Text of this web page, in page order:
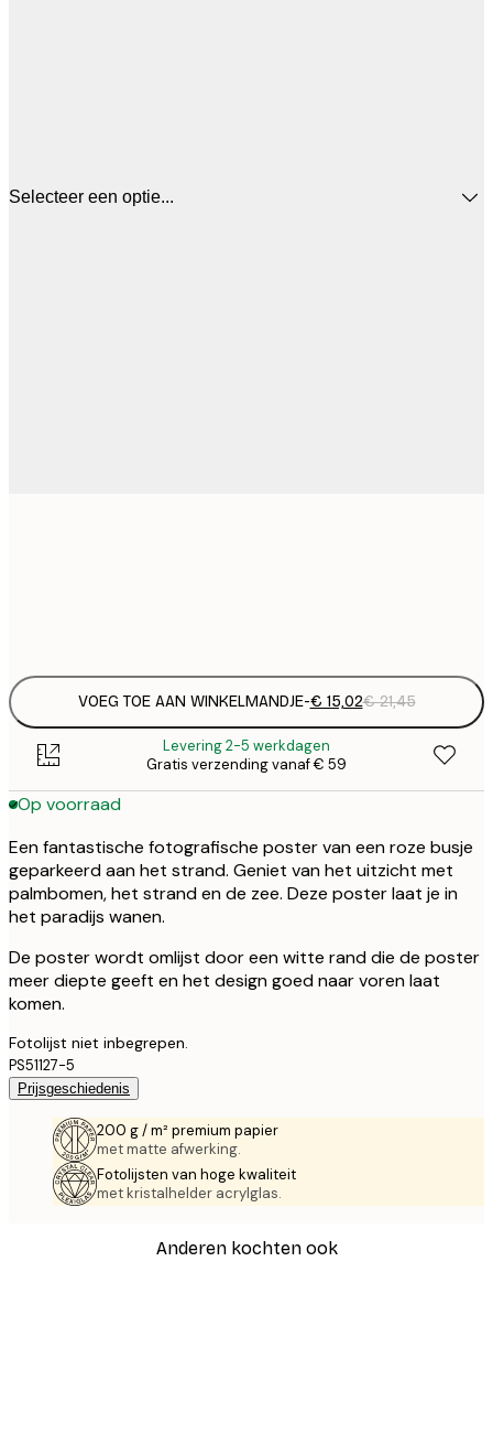
Selecteer een optie...
VOEG TOE AAN WINKELMANDJE-€ 15,02€ 21,45
Levering 2-5 werkdagen
Gratis verzending vanaf € 59
Op voorraad
Een fantastische fotografische poster van een roze busje
geparkeerd aan het strand. Geniet van het uitzicht met
palmbomen, het strand en de zee. Deze poster laat je in
het paradijs wanen.
De poster wordt omlijst door een witte rand die de poster
meer diepte geeft en het design goed naar voren laat
komen.
Fotolijst niet inbegrepen.
PS51127-5
Prijsgeschiedenis
200 g / m² premium papier
met matte afwerking.
Fotolijsten van hoge kwaliteit
met kristalhelder acrylglas.
Anderen kochten ook